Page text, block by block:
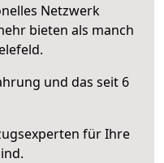
Netzwerk
bieten als manch
und das seit 6
für Ihre